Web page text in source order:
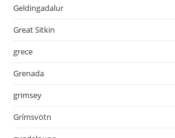
Geldingadalur
Great Sitkin
grece
Grenada
grimsey
Grímsvötn